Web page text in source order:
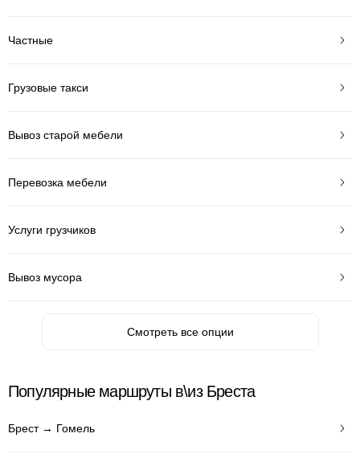
Частные
Грузовые такси
Вывоз старой мебели
Перевозка мебели
Услуги грузчиков
Вывоз мусора
Смотреть все опции
Популярные маршруты в\из Бреста
Брест → Гомель